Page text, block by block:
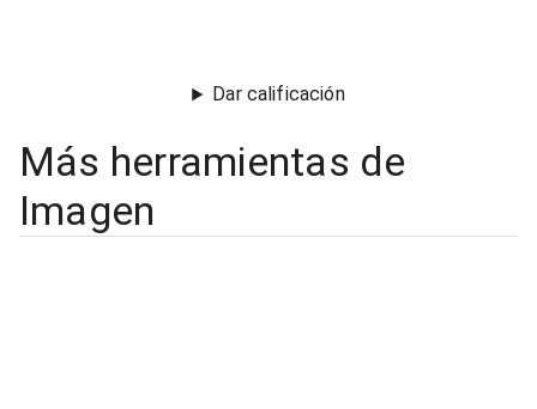
Dar calificación
Más herramientas de
Imagen